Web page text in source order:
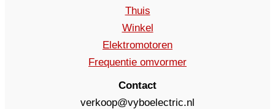
Thuis
Winkel
Elektromotoren
Frequentie omvormer
Contact
verkoop@vyboelectric.nl